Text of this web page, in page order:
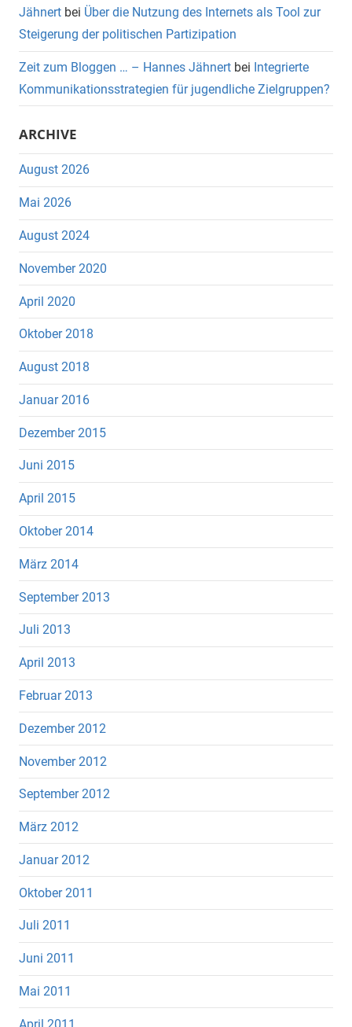
Jähnert bei Über die Nutzung des Internets als Tool zur
Steigerung der politischen Partizipation
Zeit zum Bloggen … – Hannes Jähnert bei Integrierte
Kommunikationsstrategien für jugendliche Zielgruppen?
ARCHIVE
August 2026
Mai 2026
August 2024
November 2020
April 2020
Oktober 2018
August 2018
Januar 2016
Dezember 2015
Juni 2015
April 2015
Oktober 2014
März 2014
September 2013
Juli 2013
April 2013
Februar 2013
Dezember 2012
November 2012
September 2012
März 2012
Januar 2012
Oktober 2011
Juli 2011
Juni 2011
Mai 2011